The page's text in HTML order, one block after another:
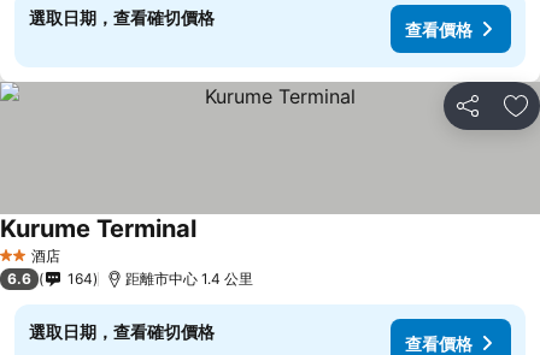
選取日期，查看確切價格
查看價格
分享 放
2 星級酒店
Kurume Terminal查看價格
6.6 164 距離市中心 1.4 公里
選取日期，查看確切價格
查看價格